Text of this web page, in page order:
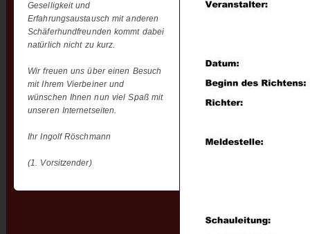
Geselligkeit und
Erfahrungsaustausch mit anderen
Schäferhundfreunden kommt dabei
natürlich nicht zu kurz.
Wir freuen uns über einen Besuch
mit Ihrem Vierbeiner und
wünschen Ihnen nun viel Spaß mit
unseren Internetseiten.
Ihr Ingolf Röschmann
(1. Vorsitzender)